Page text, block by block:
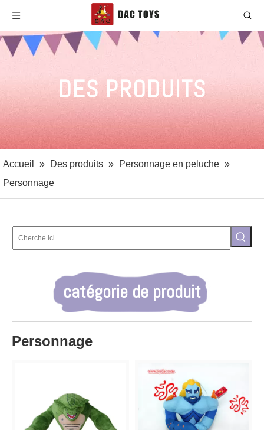
DES PRODUITS
Accueil » Des produits » Personnage en peluche »
Personnage
catégorie de produit
Personnage